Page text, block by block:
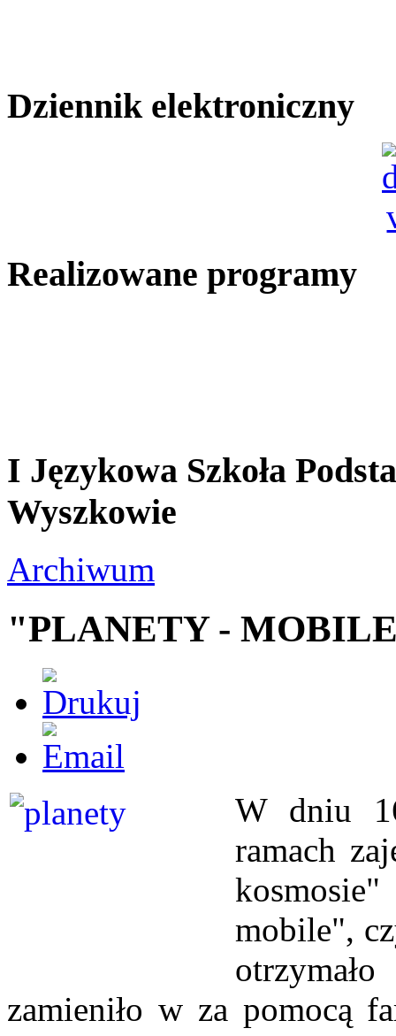
Dziennik elektroniczny
Realizowane programy
I Językowa Szkoła
Wyszkowie
Archiwum
"PLANETY -
W dniu
ramach
mobile",
zamieniło w za pomocą